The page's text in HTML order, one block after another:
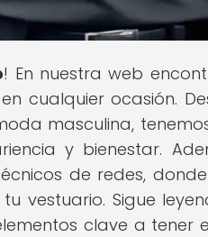
! En nuestra web
cualquier ocasión.
masculina,
y bienestar.
de redes,
vestuario. Sigue
clave a tener